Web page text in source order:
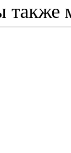
также